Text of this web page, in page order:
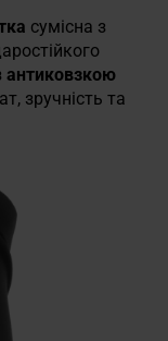
сумісна з
антиковзкою
зручність та